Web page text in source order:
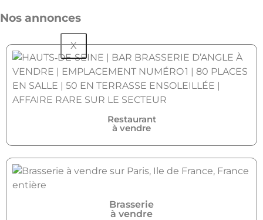
X
Nos annonces
Restaurant
à vendre
Brasserie
à vendre